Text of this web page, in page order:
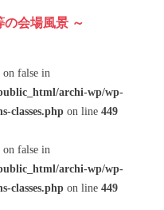
の会場⾵景 ～
on false in
archi-wp/wp-
classes.php on line 449
on false in
archi-wp/wp-
classes.php on line 449